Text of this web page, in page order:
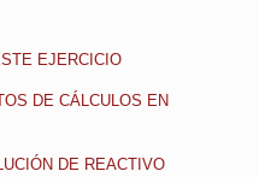
EJERCICIO
DE CÁLCULOS EN
DE REACTIVO